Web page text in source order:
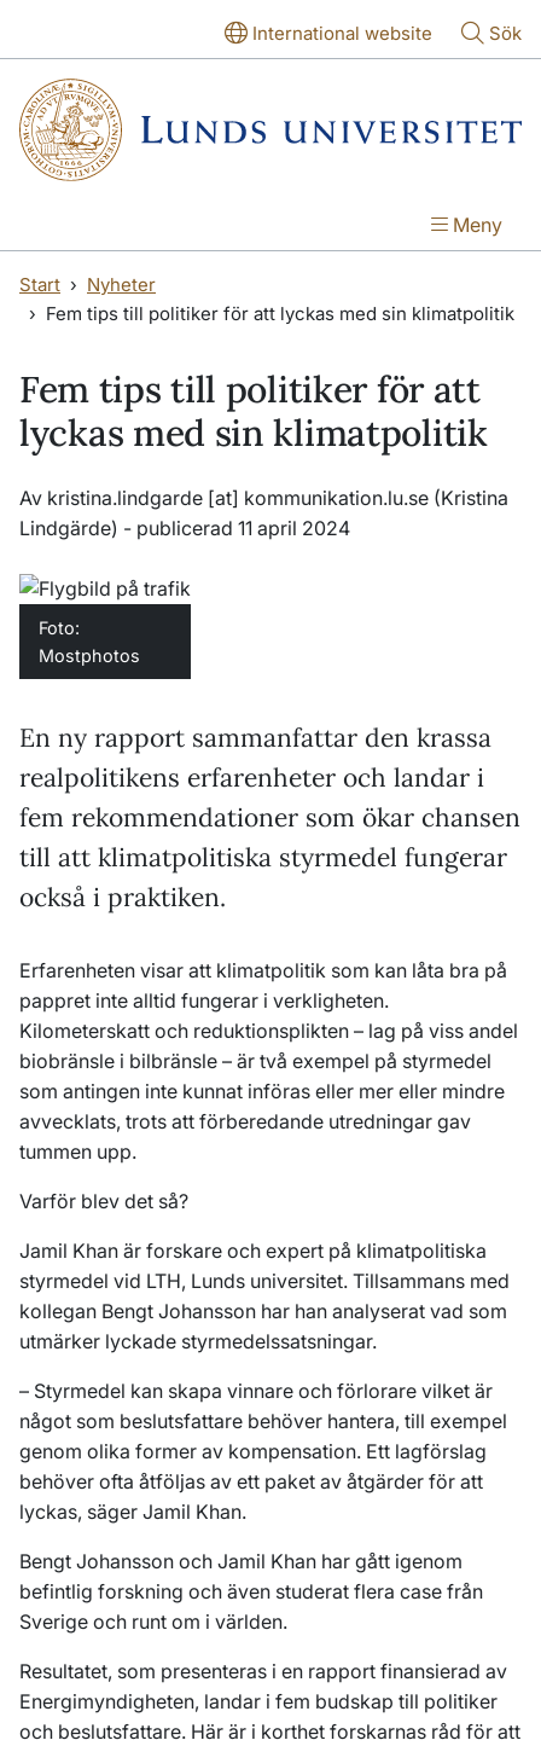
International website Sök
Meny
Start
Nyheter
Fem tips till politiker för att lyckas med sin klimatpolitik
Fem tips till politiker för att
lyckas med sin klimatpolitik
Av kristina.lindgarde [at] kommunikation.lu.se (Kristina
Lindgärde) - publicerad 11 april 2024
Foto:
Mostphotos
En ny rapport sammanfattar den krassa
realpolitikens erfarenheter och landar i
fem rekommendationer som ökar chansen
till att klimatpolitiska styrmedel fungerar
också i praktiken.
Erfarenheten visar att klimatpolitik som kan låta bra på
pappret inte alltid fungerar i verkligheten.
Kilometerskatt och reduktionsplikten – lag på viss andel
biobränsle i bilbränsle – är två exempel på styrmedel
som antingen inte kunnat införas eller mer eller mindre
avvecklats, trots att förberedande utredningar gav
tummen upp.
Varför blev det så?
Jamil Khan är forskare och expert på klimatpolitiska
styrmedel vid LTH, Lunds universitet. Tillsammans med
kollegan Bengt Johansson har han analyserat vad som
utmärker lyckade styrmedelssatsningar.
– Styrmedel kan skapa vinnare och förlorare vilket är
något som beslutsfattare behöver hantera, till exempel
genom olika former av kompensation. Ett lagförslag
behöver ofta åtföljas av ett paket av åtgärder för att
lyckas, säger Jamil Khan.
Bengt Johansson och Jamil Khan har gått igenom
befintlig forskning och även studerat flera case från
Sverige och runt om i världen.
Resultatet, som presenteras i en rapport finansierad av
Energimyndigheten, landar i fem budskap till politiker
och beslutsfattare. Här är i korthet forskarnas råd för att